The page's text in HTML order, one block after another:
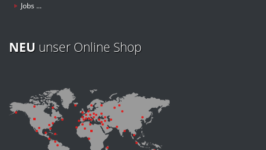
Jobs ...
NEU unser Online Shop